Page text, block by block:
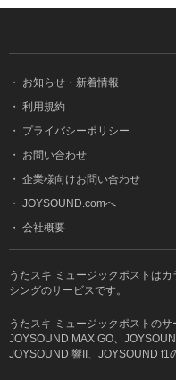
・
お知らせ・新着情報
・ 利用規約
・
プライバシーポリシー
・
お問い合わせ
・ 企業様向けお問い合わせ
・ JOYSOUND.comへ
・ 会社概要
うたスキ ミュージックポストは
シングのサービスです。
うたスキ ミュージックポストの
JOYSOUND MAX GO、
JOYSOUND 響II、JOYSOUND f1